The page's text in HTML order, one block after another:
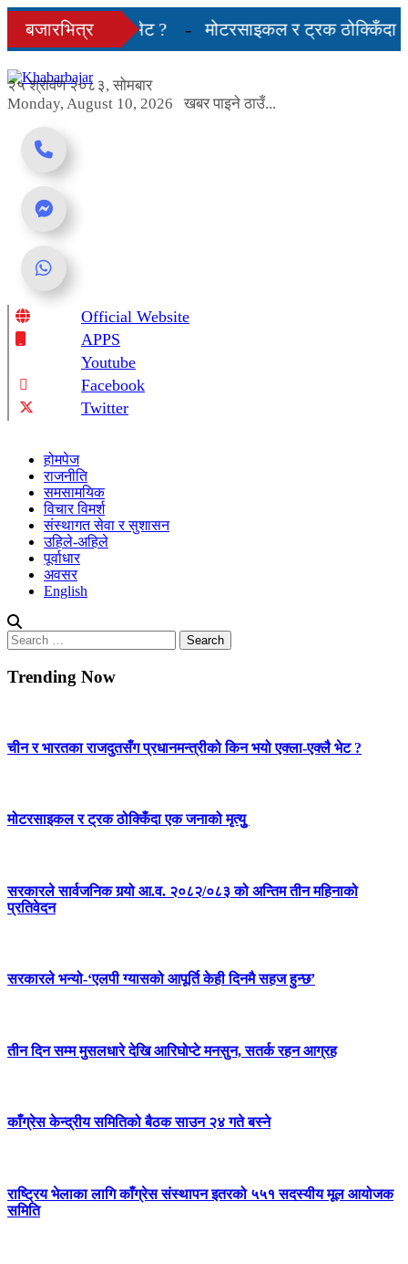
Skip
content
बजारभित्र
भयो एक्ला-एक्लै भेट ?
मोटरसाइकल र ट्रक ठोक्किँदा
२५ श्रावण २०८३, सोमबार
Monday, August 10, 2026
खबर पाइने ठाउँ...
Online News Portal
Official Website
APPS
Youtube
Facebook
Twitter
होमपेज
राजनीति
समसामयिक
विचार विमर्श
संस्थागत सेवा र सुशासन
उहिले-अहिले
पूर्वाधार
अवसर
English
Search
for:
Trending Now
चीन र भारतका राजदुतसँग प्रधानमन्त्रीको किन भयो एक्ला-एक्लै भेट ?
मोटरसाइकल र ट्रक ठोक्किँदा एक जनाको मृत्युु
सरकारले सार्वजनिक गर्‍यो आ.व. २०८२/०८३ को अन्तिम तीन महिनाको
प्रतिवेदन
सरकारले भन्यो-‘एलपी ग्यासको आपूर्ति केही दिनमै सहज हुन्छ’
तीन दिन सम्म मुसलधारे देखि आरिघोप्टे मनसुन, सतर्क रहन आग्रह
काँग्रेस केन्द्रीय समितिको बैठक साउन २४ गते बस्ने
राष्ट्रिय भेलाका लागि काँग्रेस संस्थापन इतरको ५५१ सदस्यीय मूल आयोजक
समिति